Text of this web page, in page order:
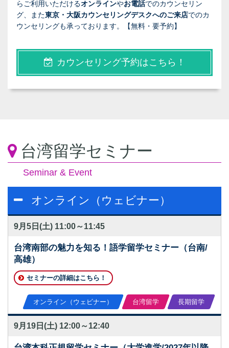
らご利用いただけるオンラインやお電話でのカウンセリン
グ、また東京・大阪カウンセリングデスクへのご来店でのカ
ウンセリングも承っております。【無料・要予約】
カウンセリング予約はこちら！
台湾留学セミナー
Seminar & Event
オンライン（ウェビナー）
9月5日(土) 11:00～11:45
台湾南部の魅力を知る！語学留学セミナー（台南/
高雄）
セミナーの詳細はこちら！
オンライン（ウェビナー） 台湾留学 長期留学
9月19日(土) 12:00～12:40